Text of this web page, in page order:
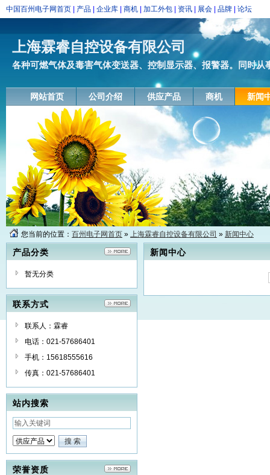
中国百州电子网首页 产品 企业库 商机 加工外包 资讯 展会 品牌 论坛
上海霖睿自控设备有限公司
各种可燃气体及毒害气体变送器、控制显示器、报警器。同时从
网站首页 公司介绍 供应产品 商机 新闻
您当前的位置： 百州电子网首页 » 上海霖睿自控设备有限公司 » 新闻中心
产品分类
暂无分类
联系方式
联系人：霖睿
电话：021-57686401
手机：15618555616
传真：021-57686401
站内搜索
荣誉资质
新闻中心